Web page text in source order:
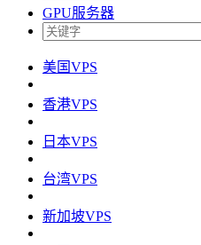
GPU服务器
美国VPS
香港VPS
日本VPS
台湾VPS
新加坡VPS